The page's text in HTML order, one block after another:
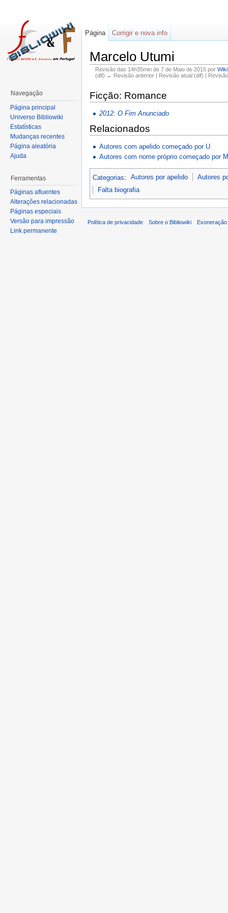
Marcelo Utumi
Revisão das 14h35min de 7 de Maio de 2015 por
(dif) ← Revisão anterior | Revisão atual (dif) |
Ficção: Romance
2012: O Fim Anunciado
Relacionados
Autores com apelido começado por U
Autores com nome próprio começado por
Categorias: Autores por apelido
Autores
Falta biografia
Página Corrigir e nova info
Navegação
Página principal
Universo Bibliowiki
Estatísticas
Mudanças recentes
Página aleatória
Ajuda
Ferramentas
Páginas afluentes
Alterações relacionadas
Páginas especiais
Versão para impressão
Link permanente
Política de privacidade Sobre o Bibliowiki